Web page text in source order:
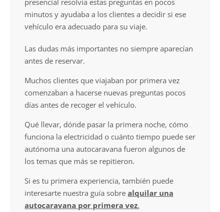
presencial resolvía estas preguntas en pocos
minutos y ayudaba a los clientes a decidir si ese
vehículo era adecuado para su viaje.
Las dudas más importantes no siempre aparecían
antes de reservar.
Muchos clientes que viajaban por primera vez
comenzaban a hacerse nuevas preguntas pocos
días antes de recoger el vehículo.
Qué llevar, dónde pasar la primera noche, cómo
funciona la electricidad o cuánto tiempo puede ser
autónoma una autocaravana fueron algunos de
los temas que más se repitieron.
Si es tu primera experiencia, también puede
interesarte nuestra guía sobre alquilar una
autocaravana por primera vez.